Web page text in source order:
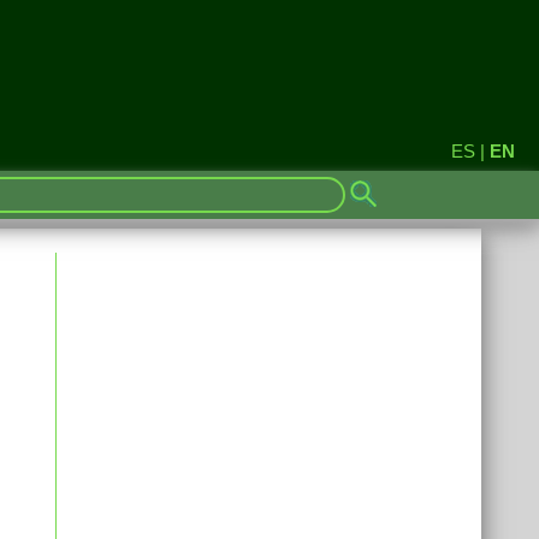
ES | EN